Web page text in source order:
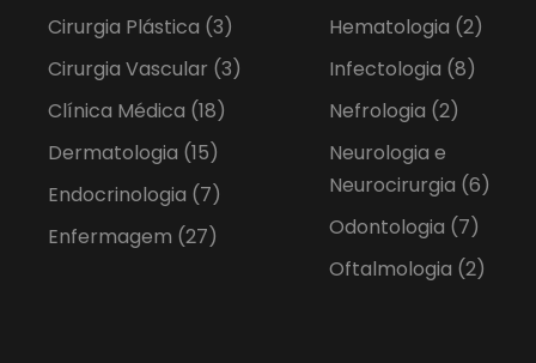
Cirurgia Plástica (3)
Cirurgia Vascular (3)
Clínica Médica (18)
Dermatologia (15)
Endocrinologia (7)
Enfermagem (27)
Hematologia (2)
Infectologia (8)
Nefrologia (2)
Neurologia e
Neurocirurgia (6)
Odontologia (7)
Oftalmologia (2)